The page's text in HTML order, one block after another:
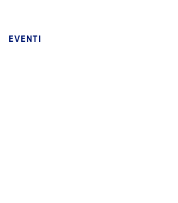
EVENTI